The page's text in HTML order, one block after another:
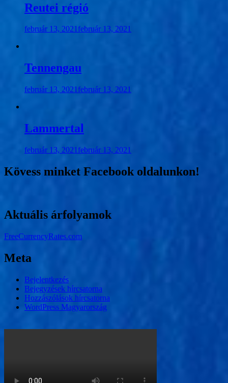
Reutei régió
február 13, 2021február 13, 2021
Tennengau
február 13, 2021 február 13, 2021
Lammertal
február 13, 2021 február 13, 2021
Kövess minket Facebook oldalunkon!
Aktuális árfolyamok
FreeCurrencyRates.com
Meta
Bejelentkezés
Bejegyzések hírcsatorna
Hozzászólások hírcsatorna
WordPress Magyarország